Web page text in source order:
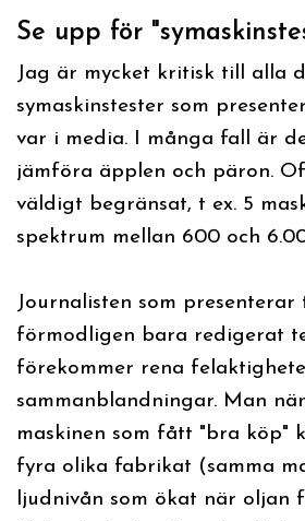
Se upp för
Jag är mycket kritisk till alla
symaskinstester som
var i media. I många fall är
jämföra äpplen och päron.
väldigt begränsat, t ex. 5
spektrum mellan 600 och
Journalisten som presenterar
förmodligen bara redigerat
förekommer rena
sammanblandningar. Man
maskinen som fått "bra köp"
fyra olika fabrikat (samma
ljudnivån som ökat när oljan